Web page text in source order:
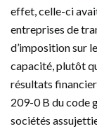
effet, celle-ci
entreprises de
d’imposition sur
capacité, plutôt
résultats
209-0 B du code
sociétés